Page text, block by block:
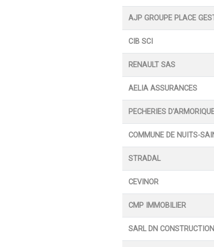
AJP GROUPE PLACE
CIB SCI
RENAULT SAS
AELIA ASSURANCES
PECHERIES
COMMUNE DE NUITS-
STRADAL
CEVINOR
CMP IMMOBILIER
SARL DN CONSTRUCTION